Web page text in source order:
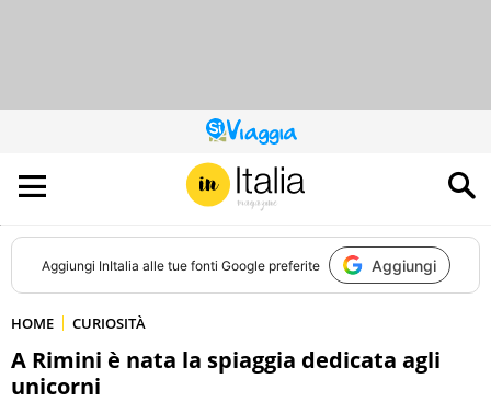
QUESTO
SITO
CONTRIBUISCE
ALL’AUDIENCE
DI
Aggiungi InItalia alle tue fonti Google preferite Aggiungi
HOME CURIOSITÀ
A Rimini è nata la spiaggia dedicata agli
unicorni